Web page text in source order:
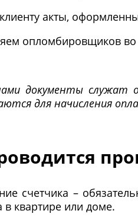
акты,
опломбировщиков во
документы служат
для начисления
счетчика –
в квартире или доме.